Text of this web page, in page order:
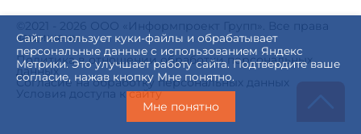
Сайт использует куки-файлы и обрабатывает
персональные данные с использованием Яндекс
Метрики. Это улучшает работу сайта. Подтвердите ваше
согласие, нажав кнопку Мне понятно.
Мне понятно
©2021 - 2026 ООО «Информпроект Групп». Все права
защищены.
Политика в отношении обработки персональных
данных
Согласие на обработку персональных данных
Условия доступа к сайту